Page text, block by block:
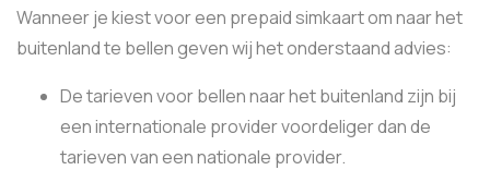
Wanneer je kiest voor een prepaid simkaart om naar het
buitenland te bellen geven wij het onderstaand advies:
De tarieven voor bellen naar het buitenland zijn bij
een internationale provider voordeliger dan de
tarieven van een nationale provider.